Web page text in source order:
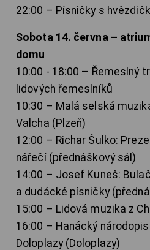
22:00 – Písničky s
Sobota 14. června –
domu
10:00 - 18:00 – Řemeslný
lidových řemeslníků
10:30 – Malá selská
Valcha (Plzeň)
12:00 – Richar Šulko:
nářečí (přednáškový sál)
14:00 – Josef Kuneš:
a dudácké písničky
15:00 – Lidová muzika z
16:00 – Hanácký
Doloplazy (Doloplazy)